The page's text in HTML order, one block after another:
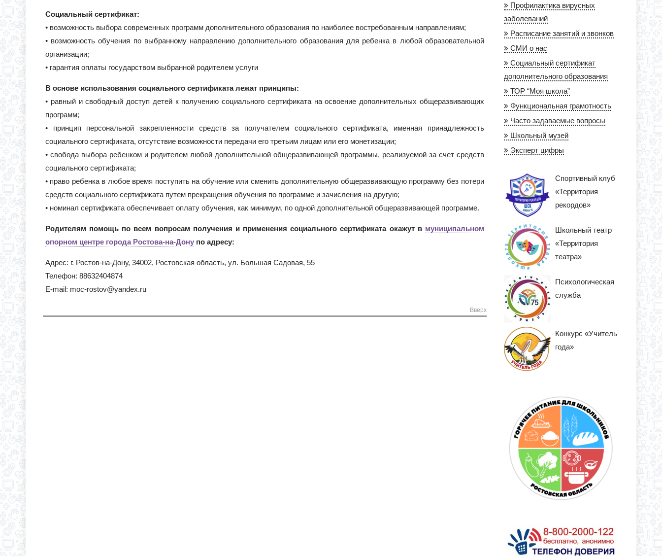
Социальный сертификат:
• возможность выбора современных программ дополнительного образования по наиболее востребованным направлениям;
• возможность обучения по выбранному направлению дополнительного образования для ребенка в любой образовательной
организации;
• гарантия оплаты государством выбранной родителем услуги
В основе использования социального сертификата лежат принципы:
• равный и свободный доступ детей к получению социального сертификата на освоение дополнительных общеразвивающих
программ;
• принцип персональной закрепленности средств за получателем социального сертификата, именная принадлежность
социального сертификата, отсутствие возможности передачи его третьим лицам или его монетизации;
• свобода выбора ребенком и родителем любой дополнительной общеразвивающей программы, реализуемой за счет средств
социального сертификата;
• право ребенка в любое время поступить на обучение или сменить дополнительную общеразвивающую программу без потери
средств социального сертификата путем прекращения обучения по программе и зачисления на другую;
• номинал сертификата обеспечивает оплату обучения, как минимум, по одной дополнительной общеразвивающей программе.
Родителям помощь по всем вопросам получения и применения социального сертификата окажут в муниципальном
опорном центре города Ростова-на-Дону по адресу:
Адрес: г. Ростов-на-Дону, 34002, Ростовская область, ул. Большая Садовая, 55
Телефон: 88632404874
E-mail: moc-rostov@yandex.ru
Вверх
Профилактика вирусных
заболеваний
Расписание занятий и звонков
СМИ о нас
Социальный сертификат
дополнительного образования
ТОР “Моя школа”
Функциональная грамотность
Часто задаваемые вопросы
Школьный музей
Эксперт цифры
Спортивный клуб
«Территория
рекордов»
Школьный театр
«Территория
театра»
Психологическая
служба
Конкурс «Учитель
года»